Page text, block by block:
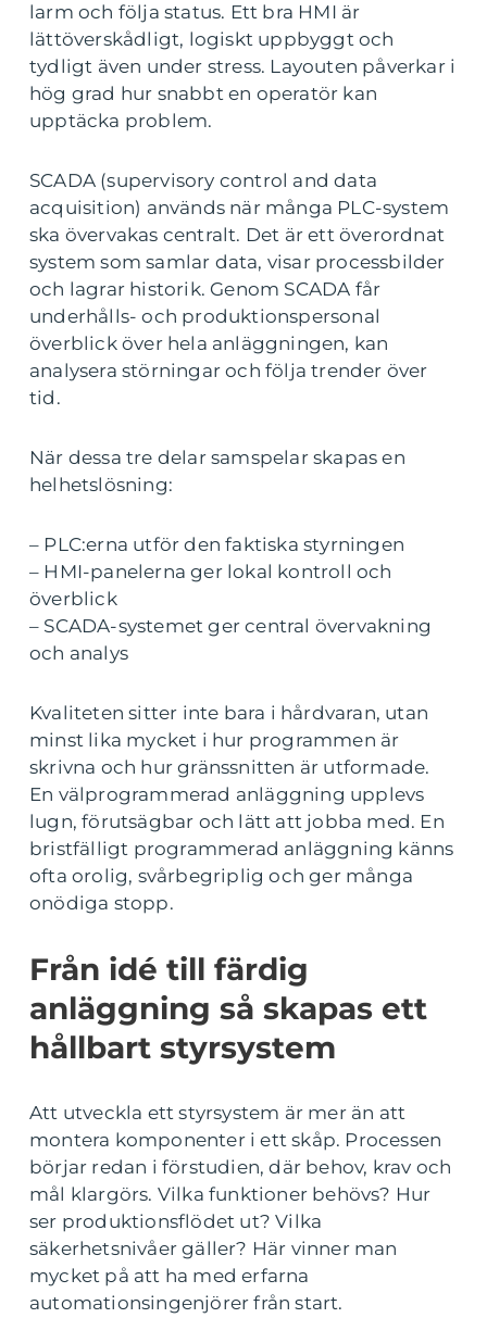
larm och följa status. Ett bra HMI är
lättöverskådligt, logiskt uppbyggt och
tydligt även under stress. Layouten påverkar i
hög grad hur snabbt en operatör kan
upptäcka problem.
SCADA (supervisory control and data
acquisition) används när många PLC-system
ska övervakas centralt. Det är ett överordnat
system som samlar data, visar processbilder
och lagrar historik. Genom SCADA får
underhålls- och produktionspersonal
överblick över hela anläggningen, kan
analysera störningar och följa trender över
tid.
När dessa tre delar samspelar skapas en
helhetslösning:
– PLC:erna utför den faktiska styrningen
– HMI-panelerna ger lokal kontroll och
överblick
– SCADA-systemet ger central övervakning
och analys
Kvaliteten sitter inte bara i hårdvaran, utan
minst lika mycket i hur programmen är
skrivna och hur gränssnitten är utformade.
En välprogrammerad anläggning upplevs
lugn, förutsägbar och lätt att jobba med. En
bristfälligt programmerad anläggning känns
ofta orolig, svårbegriplig och ger många
onödiga stopp.
Från idé till färdig
anläggning så skapas ett
hållbart styrsystem
Att utveckla ett styrsystem är mer än att
montera komponenter i ett skåp. Processen
börjar redan i förstudien, där behov, krav och
mål klargörs. Vilka funktioner behövs? Hur
ser produktionsflödet ut? Vilka
säkerhetsnivåer gäller? Här vinner man
mycket på att ha med erfarna
automationsingenjörer från start.